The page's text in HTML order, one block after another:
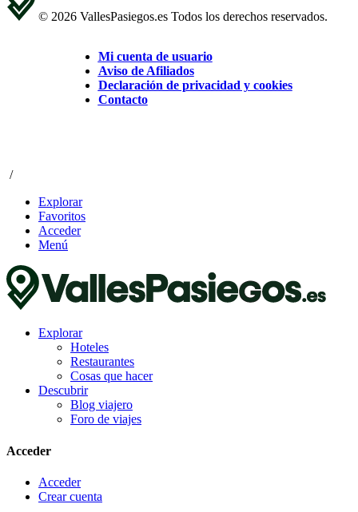
© 2026 VallesPasiegos.es Todos los derechos reservados.
Mi cuenta de usuario
Aviso de Afiliados
Declaración de privacidad y cookies
Contacto
/
Explorar
Favoritos
Acceder
Menú
Explorar
Hoteles
Restaurantes
Cosas que hacer
Descubrir
Blog viajero
Foro de viajes
Acceder
Acceder
Crear cuenta